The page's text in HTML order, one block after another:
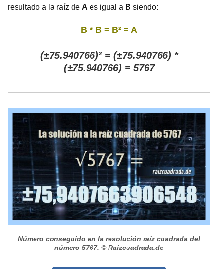
resultado a la raíz de A es igual a B siendo:
B * B = B² = A
(±75.940766)² = (±75.940766) *
(±75.940766) = 5767
Número conseguido en la resolución raíz cuadrada del
número 5767. © Raizcuadrada.de